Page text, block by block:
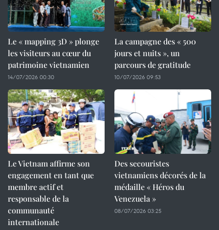
Le « mapping 3D » plonge
les visiteurs au cœur du
patrimoine vietnamien
14/07/2026 00:30
La campagne des « 500
jours et nuits », un
parcours de gratitude
10/07/2026 09:53
Le Vietnam affirme son
engagement en tant que
membre actif et
responsable de la
communauté
internationale
Des secouristes
vietnamiens décorés de la
médaille « Héros du
Venezuela »
08/07/2026 03:25